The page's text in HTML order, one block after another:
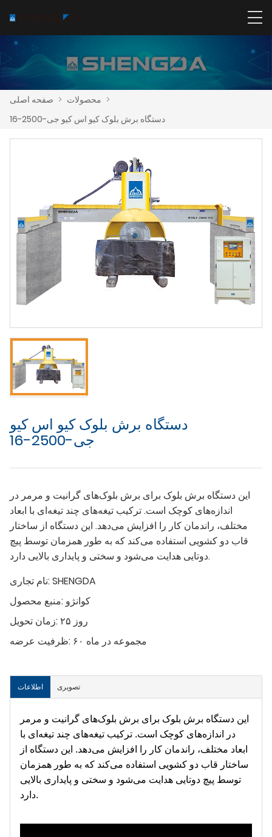
صفحه اصلی > محصولات >
دستگاه برش بلوک کیو اس کیو جی-2500-16
دستگاه برش بلوک کیو اس کیو
جی-2500-16
این دستگاه برش بلوک برای برش بلوک‌های گرانیت و مرمر در
اندازه‌های کوچک است. ترکیب تیغه‌های چند تیغه‌ای با ابعاد
مختلف، راندمان کار را افزایش می‌دهد. این دستگاه از ساختار
قاب دو کشویی استفاده می‌کند که به طور همزمان توسط پیچ
دوتایی هدایت می‌شود و سختی و پایداری بالایی دارد.
نام تجاری:SHENGDA
منبع محصول: کوانژو
زمان تحویل:
۲۵ روز
ظرفیت عرضه:
۶۰ مجموعه در ماه
اطلاعات تصویری
این دستگاه برش بلوک برای برش بلوک‌های گرانیت و مرمر
در اندازه‌های کوچک است. ترکیب تیغه‌های چند تیغه‌ای با
ابعاد مختلف، راندمان کار را افزایش می‌دهد. این دستگاه از
ساختار قاب دو کشویی استفاده می‌کند که به طور همزمان
توسط پیچ دوتایی هدایت می‌شود و سختی و پایداری بالایی
دارد.